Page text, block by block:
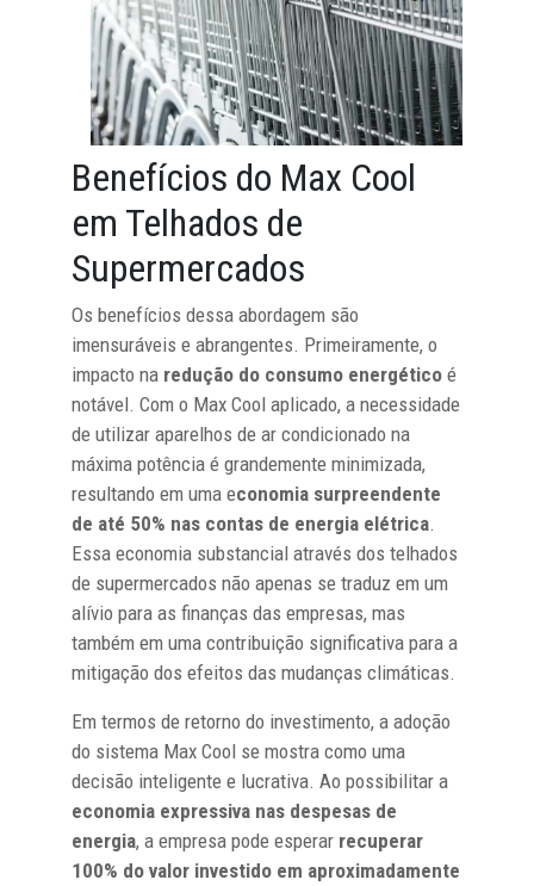
Benefícios do Max Cool
em Telhados de
Supermercados
Os benefícios dessa abordagem são
imensuráveis e abrangentes. Primeiramente, o
impacto na redução do consumo energético é
notável. Com o Max Cool aplicado, a necessidade
de utilizar aparelhos de ar condicionado na
máxima potência é grandemente minimizada,
resultando em uma economia surpreendente
de até 50% nas contas de energia elétrica
Essa economia substancial através dos telhados
de supermercados não apenas se traduz em um
alívio para as finanças das empresas, mas
também em uma contribuição significativa para a
mitigação dos efeitos das mudanças climáticas.
Em termos de retorno do investimento, a adoção
do sistema Max Cool se mostra como uma
decisão inteligente e lucrativa. Ao possibilitar a
economia expressiva nas despesas de
energia, a empresa pode esperar recuperar
100% do valor investido em aproximadamente